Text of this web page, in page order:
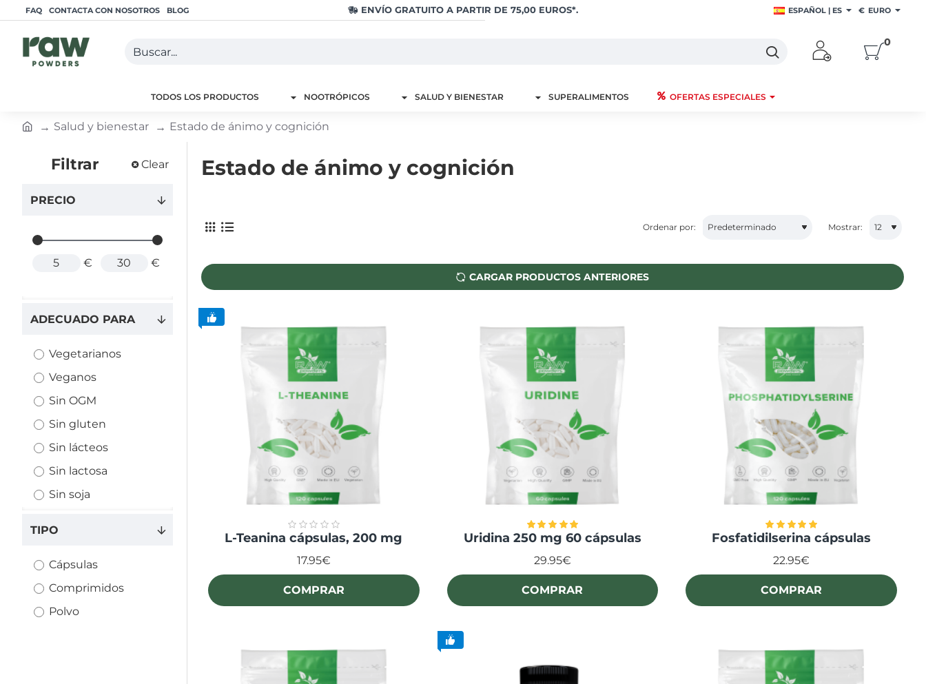
FAQ CONTACTA CON NOSOTROS BLOG ENVÍO GRATUITO A PARTIR DE 75,00 EUROS*. ESPAÑOL | ES € EURO
Buscar...
0
TODOS LOS PRODUCTOS NOOTRÓPICOS SALUD Y BIENESTAR SUPERALIMENTOS OFERTAS ESPECIALES
Salud y bienestar Estado de ánimo y cognición
Filtrar Clear
PRECIO
€ €
ADECUADO PARA
Vegetarianos
Veganos
Sin OGM
Sin gluten
Sin lácteos
Sin lactosa
Sin soja
TIPO
Cápsulas
Comprimidos
Polvo
Estado de ánimo y cognición
Ordenar por: Mostrar:
CARGAR PRODUCTOS ANTERIORES
L-Teanina cápsulas, 200 mg
17.95€
COMPRAR
Uridina 250 mg 60 cápsulas
29.95€
COMPRAR
Fosfatidilserina cápsulas
22.95€
COMPRAR